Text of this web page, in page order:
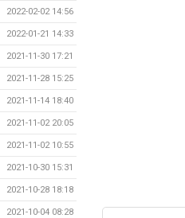
2022-02-02 14:56
2022-01-21 14:33
2021-11-30 17:21
2021-11-28 15:25
2021-11-14 18:40
2021-11-02 20:05
2021-11-02 10:55
2021-10-30 15:31
2021-10-28 18:18
2021-10-04 08:28